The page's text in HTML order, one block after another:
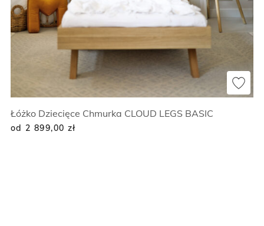
Łóżko Dziecięce Chmurka CLOUD LEGS BASIC
od 2 899,00 zł